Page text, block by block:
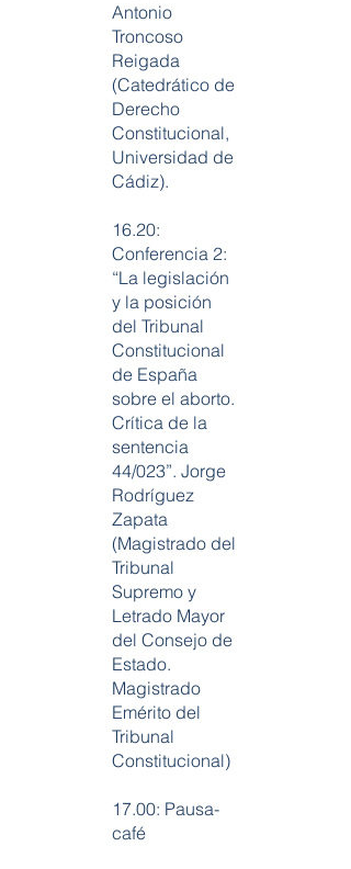
Antonio
Troncoso
Reigada
(Catedrático de
Derecho
Constitucional,
Universidad de
Cádiz).
16.20:
Conferencia 2:
“La legislación
y la posición
del Tribunal
Constitucional
de España
sobre el aborto.
Crítica de la
sentencia
44/023”. Jorge
Rodríguez
Zapata
(Magistrado del
Tribunal
Supremo y
Letrado Mayor
del Consejo de
Estado.
Magistrado
Emérito del
Tribunal
Constitucional)
17.00: Pausa-
café